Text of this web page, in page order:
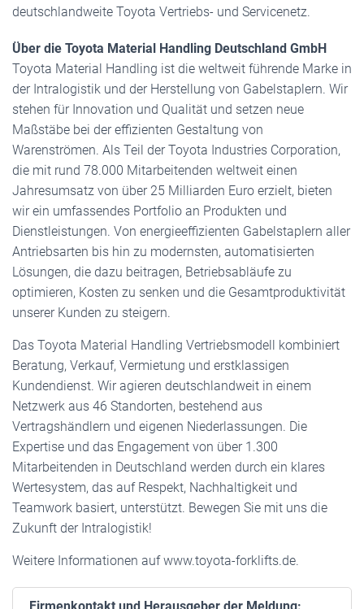
deutschlandweite Toyota Vertriebs- und Servicenetz.
Über die Toyota Material Handling Deutschland GmbH
Toyota Material Handling ist die weltweit führende Marke in
der Intralogistik und der Herstellung von Gabelstaplern. Wir
stehen für Innovation und Qualität und setzen neue
Maßstäbe bei der effizienten Gestaltung von
Warenströmen. Als Teil der Toyota Industries Corporation,
die mit rund 78.000 Mitarbeitenden weltweit einen
Jahresumsatz von über 25 Milliarden Euro erzielt, bieten
wir ein umfassendes Portfolio an Produkten und
Dienstleistungen. Von energieeffizienten Gabelstaplern aller
Antriebsarten bis hin zu modernsten, automatisierten
Lösungen, die dazu beitragen, Betriebsabläufe zu
optimieren, Kosten zu senken und die Gesamtproduktivität
unserer Kunden zu steigern.
Das Toyota Material Handling Vertriebsmodell kombiniert
Beratung, Verkauf, Vermietung und erstklassigen
Kundendienst. Wir agieren deutschlandweit in einem
Netzwerk aus 46 Standorten, bestehend aus
Vertragshändlern und eigenen Niederlassungen. Die
Expertise und das Engagement von über 1.300
Mitarbeitenden in Deutschland werden durch ein klares
Wertesystem, das auf Respekt, Nachhaltigkeit und
Teamwork basiert, unterstützt. Bewegen Sie mit uns die
Zukunft der Intralogistik!
Weitere Informationen auf www.toyota-forklifts.de.